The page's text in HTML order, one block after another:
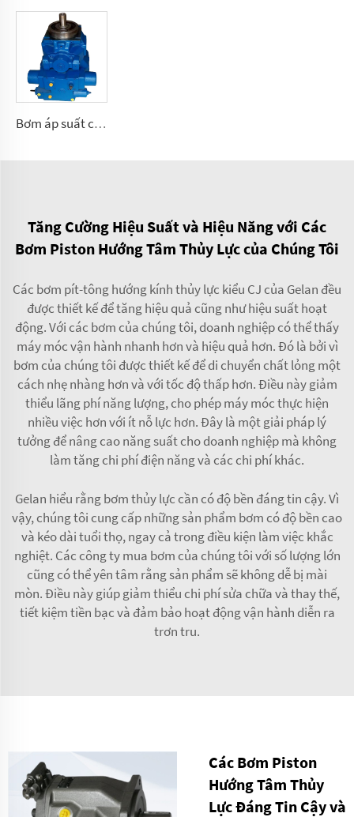
Bơm áp suất cao A2V có lưu lượng thay đổi 250, 355, 500, 1000
Tăng Cường Hiệu Suất và Hiệu Năng với Các
Bơm Piston Hướng Tâm Thủy Lực của Chúng Tôi
Các bơm pít-tông hướng kính thủy lực kiểu CJ của Gelan đều
được thiết kế để tăng hiệu quả cũng như hiệu suất hoạt
động. Với các bơm của chúng tôi, doanh nghiệp có thể thấy
máy móc vận hành nhanh hơn và hiệu quả hơn. Đó là bởi vì
bơm của chúng tôi được thiết kế để di chuyển chất lỏng một
cách nhẹ nhàng hơn và với tốc độ thấp hơn. Điều này giảm
thiểu lãng phí năng lượng, cho phép máy móc thực hiện
nhiều việc hơn với ít nỗ lực hơn. Đây là một giải pháp lý
tưởng để nâng cao năng suất cho doanh nghiệp mà không
làm tăng chi phí điện năng và các chi phí khác.
Gelan hiểu rằng bơm thủy lực cần có độ bền đáng tin cậy. Vì
vậy, chúng tôi cung cấp những sản phẩm bơm có độ bền cao
và kéo dài tuổi thọ, ngay cả trong điều kiện làm việc khắc
nghiệt. Các công ty mua bơm của chúng tôi với số lượng lớn
cũng có thể yên tâm rằng sản phẩm sẽ không dễ bị mài
mòn. Điều này giúp giảm thiểu chi phí sửa chữa và thay thế,
tiết kiệm tiền bạc và đảm bảo hoạt động vận hành diễn ra
trơn tru.
Các Bơm Piston
Hướng Tâm Thủy
Lực Đáng Tin Cậy và